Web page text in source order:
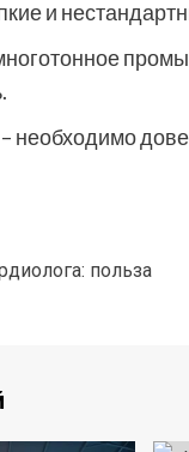
и
необходимо
польза